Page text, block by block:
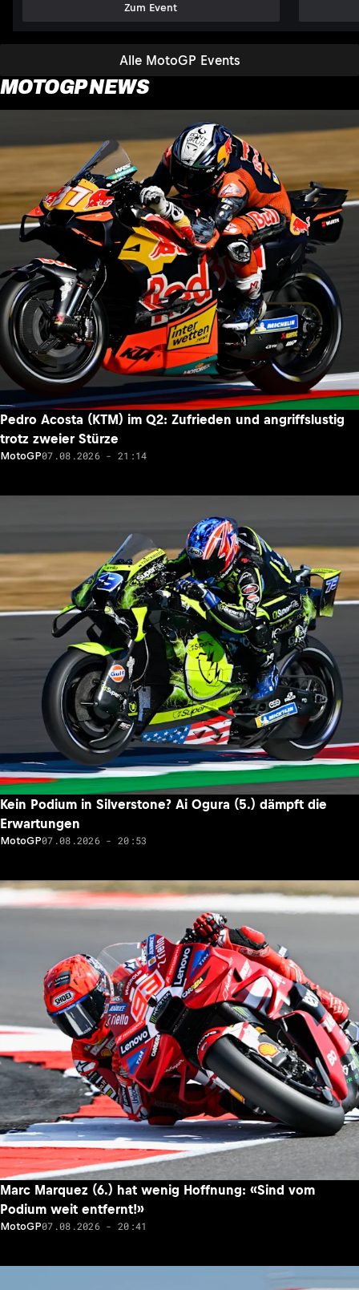
Alle MotoGP Events
Zum Event
MOTOGP NEWS
Pedro Acosta (KTM) im Q2: Zufrieden und angriffslustig
trotz zweier Stürze
MotoGP07.08.2026 - 21:14
Kein Podium in Silverstone? Ai Ogura (5.) dämpft die
Erwartungen
MotoGP07.08.2026 - 20:53
Marc Marquez (6.) hat wenig Hoffnung: «Sind vom
Podium weit entfernt!»
MotoGP07.08.2026 - 20:41